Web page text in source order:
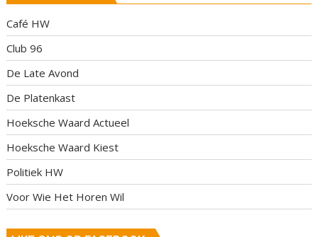
Café HW
Club 96
De Late Avond
De Platenkast
Hoeksche Waard Actueel
Hoeksche Waard Kiest
Politiek HW
Voor Wie Het Horen Wil